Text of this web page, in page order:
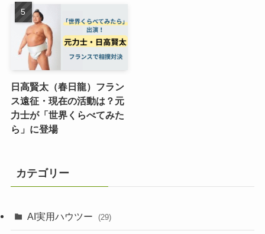
日高賢太（春日龍）フラン
ス遠征・現在の活動は？元
力士が「世界くらべてみた
ら」に登場
カテゴリー
AI実用ハウツー (29)